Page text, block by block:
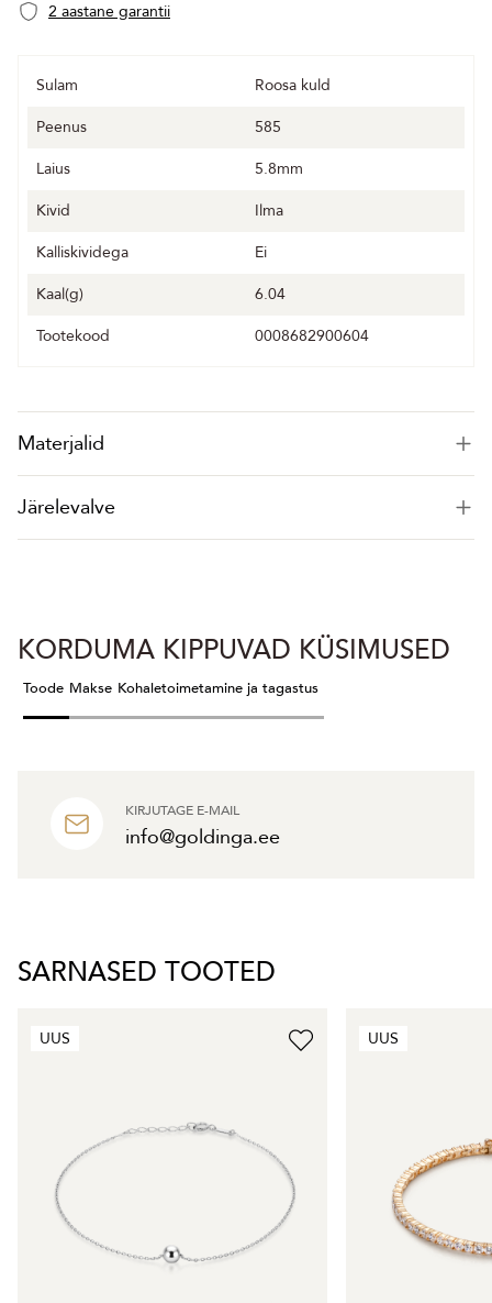
2 aastane garantii
Sulam
Roosa kuld
Peenus
585
Laius
5.8mm
Kivid
Ilma
Kalliskividega
Ei
Kaal(g)
6.04
Tootekood
0008682900604
Materjalid
Järelevalve
KIRJUTAGE E-MAIL
info@goldinga.ee
KORDUMA KIPPUVAD KÜSIMUSED
Toode Makse Kohaletoimetamine ja tagastus
SARNASED TOOTED
UUS UUS